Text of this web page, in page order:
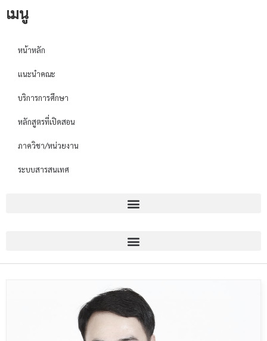
เมนู
หน้าหลัก
แนะนำคณะ
บริการการศึกษา
หลักสูตรที่เปิดสอน
ภาควิชา/หน่วยงาน
ระบบสารสนเทศ